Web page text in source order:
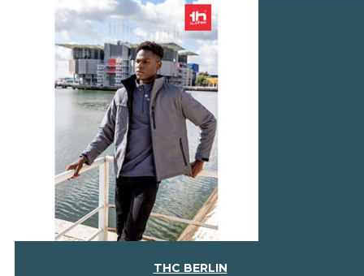
THC BERLIN